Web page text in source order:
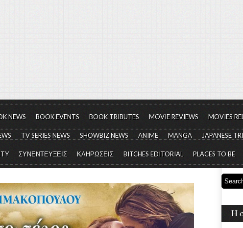
NEWS BOOK EVENTS BOOK TRIBUTES MOVIE REVIEWS MOVIES
TV SERIES NEWS SHOWBIZ NEWS ANIME MANGA JAPANESE
ΣΥΝΕΝΤΕΥΞΕΙΣ ΚΛΗΡΩΣΕΙΣ BITCHES EDITORIAL PLACES TO BE
Η